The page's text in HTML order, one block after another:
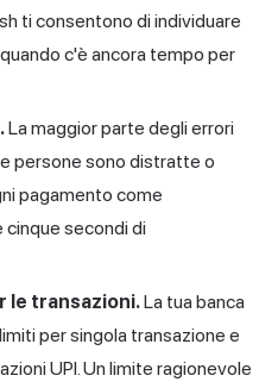
ti consentono di individuare
c'è ancora tempo per
La maggior parte degli errori
persone sono distratte o
pagamento come
cinque secondi di
le transazioni.La tua banca
per singola transazione e
UPI. Un limite ragionevole